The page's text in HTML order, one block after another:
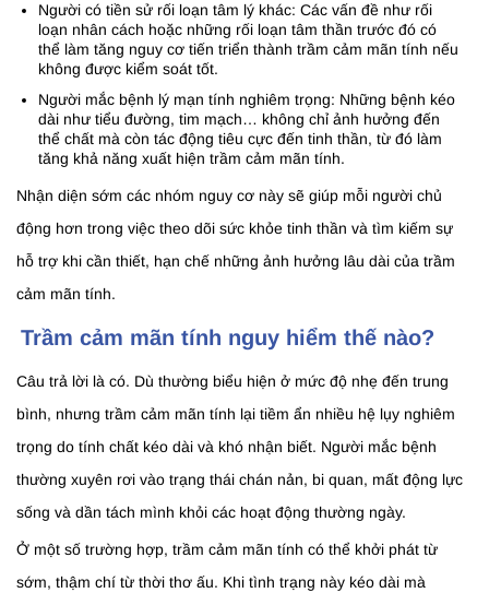
Người có tiền sử rối loạn tâm lý khác: Các vấn đề như rối
loạn nhân cách hoặc những rối loạn tâm thần trước đó có
thể làm tăng nguy cơ tiến triển thành trầm cảm mãn tính nếu
không được kiểm soát tốt.
Người mắc bệnh lý mạn tính nghiêm trọng: Những bệnh kéo
dài như tiểu đường, tim mạch… không chỉ ảnh hưởng đến
thể chất mà còn tác động tiêu cực đến tinh thần, từ đó làm
tăng khả năng xuất hiện trầm cảm mãn tính.
Nhận diện sớm các nhóm nguy cơ này sẽ giúp mỗi người chủ
động hơn trong việc theo dõi sức khỏe tinh thần và tìm kiếm sự
hỗ trợ khi cần thiết, hạn chế những ảnh hưởng lâu dài của trầm
cảm mãn tính.
Trầm cảm mãn tính nguy hiểm thế nào?
Câu trả lời là có. Dù thường biểu hiện ở mức độ nhẹ đến trung
bình, nhưng trầm cảm mãn tính lại tiềm ẩn nhiều hệ lụy nghiêm
trọng do tính chất kéo dài và khó nhận biết. Người mắc bệnh
thường xuyên rơi vào trạng thái chán nản, bi quan, mất động lực
sống và dần tách mình khỏi các hoạt động thường ngày.
Ở một số trường hợp, trầm cảm mãn tính có thể khởi phát từ
sớm, thậm chí từ thời thơ ấu. Khi tình trạng này kéo dài mà